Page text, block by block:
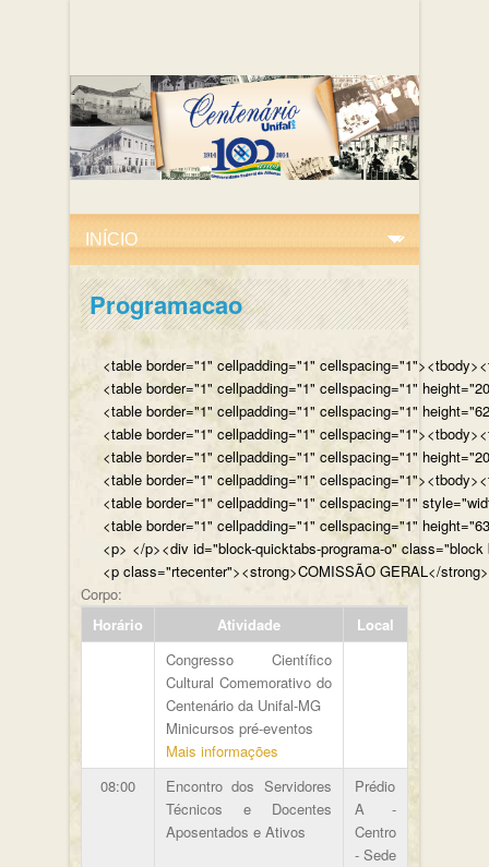
Programacao
<table border="1" cellpadding="1"
<table border="1" cellpadding="1" cellspacing="1"
<table border="1" cellpadding="1" cellspacing="1"
<table border="1" cellpadding="1"
<table border="1" cellpadding="1" cellspacing="1"
<table border="1" cellpadding="1"
<table border="1" cellpadding="1" cellspacing="1"
<table border="1" cellpadding="1" cellspacing="1"
<p> </p><div
<p class="rtecenter"><strong>COMISSÃO
Corpo:
Horário
Atividade
Local
Congresso Científico
Cultural Comemorativo do
Centenário da Unifal-MG
Minicursos pré-eventos
Mais informações
08:00
Encontro dos Servidores
Técnicos e Docentes
Aposentados e Ativos
Prédio
A -
Centro
- Sede